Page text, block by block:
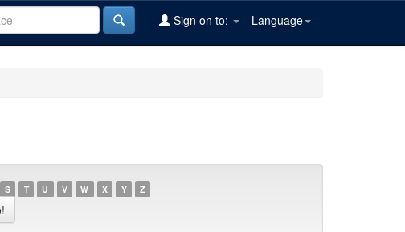
Language
Sign on to:
S T U V W X Y Z